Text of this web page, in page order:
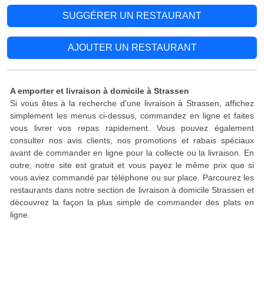
SUGGÉRER UN RESTAURANT
AJOUTER UN RESTAURANT
A emporter et livraison à domicile à Strassen
Si vous êtes à la recherche d'une livraison à Strassen, affichez
simplement les menus ci-dessus, commandez en ligne et faites
vous livrer vos repas rapidement. Vous pouvez également
consulter nos avis clients, nos promotions et rabais spéciaux
avant de commander en ligne pour la collecte ou la livraison. En
outre, notre site est gratuit et vous payez le même prix que si
vous aviez commandé par téléphone ou sur place. Parcourez les
restaurants dans notre section de livraison à domicile Strassen et
découvrez la façon la plus simple de commander des plats en
ligne.